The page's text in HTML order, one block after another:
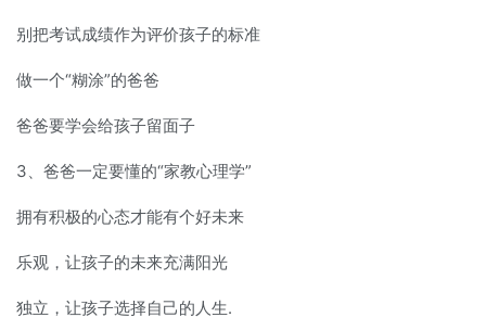
别把考试成绩作为评价孩子的标准
做一个“糊涂”的爸爸
爸爸要学会给孩子留面子
3、爸爸一定要懂的“家教心理学”
拥有积极的心态才能有个好未来
乐观，让孩子的未来充满阳光
独立，让孩子选择自己的人生.